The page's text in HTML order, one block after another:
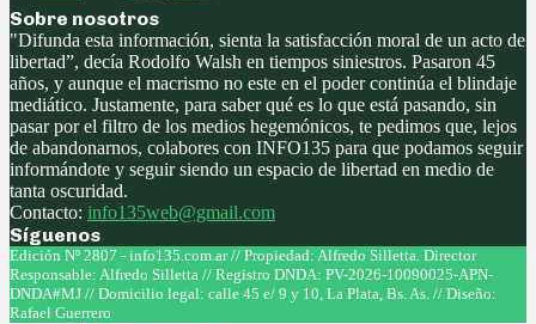
Sobre nosotros
"Difunda esta información, sienta la satisfacción moral de un acto de
libertad”, decía Rodolfo Walsh en tiempos siniestros. Pasaron 45
años, y aunque el macrismo no este en el poder continúa el blindaje
mediático. Justamente, para saber qué es lo que está pasando, sin
pasar por el filtro de los medios hegemónicos, te pedimos que, lejos
de abandonarnos, colabores con INFO135 para que podamos seguir
informándote y seguir siendo un espacio de libertad en medio de
tanta oscuridad.
Contacto: info135web@gmail.com
Síguenos
Facebook
Twitter
Instagram
Youtube
Edición Nº 2807 - info135.com.ar // Propiedad: Alfredo Silletta. Director
Responsable: Alfredo Silletta // Registro DNDA: PV-2026-10090025-APN-
DNDA#MJ // Domicilio legal: calle 45 e/ 9 y 10, La Plata, Bs. As. // Diseño:
Rafael Guerrero